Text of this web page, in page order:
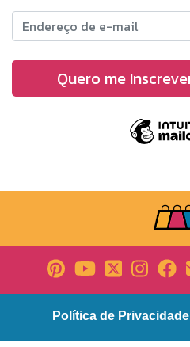
Política de Privacidade